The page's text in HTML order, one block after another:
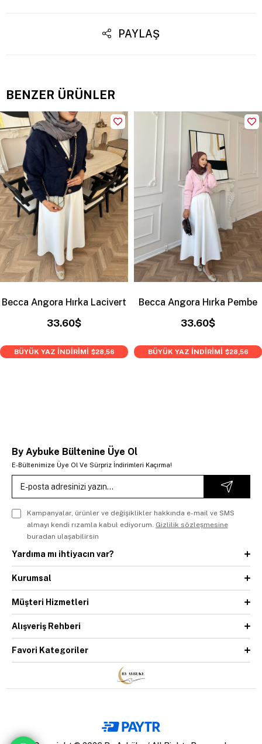
PAYLAŞ
BENZER ÜRÜNLER
Becca Angora Hırka Lacivert
33.60$
BÜYÜK YAZ İNDİRİMİ $28,56
Becca Angora Hırka Pembe
33.60$
BÜYÜK YAZ İNDİRİMİ $28,56
By Aybuke Bültenine Üye Ol
E-Bültenimize Üye Ol Ve Sürpriz İndirimleri Kaçırma!
Kampanyalar, ürünler ve değişiklikler hakkında e-mail ve SMS
almayı kendi rızamla kabul ediyorum. Gizlilik sözleşmesine
buradan ulaşabilirsin
Yardıma mı ihtiyacın var?
Kurumsal
Müşteri Hizmetleri
Alışveriş Rehberi
Favori Kategoriler